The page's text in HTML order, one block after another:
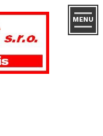
MENU